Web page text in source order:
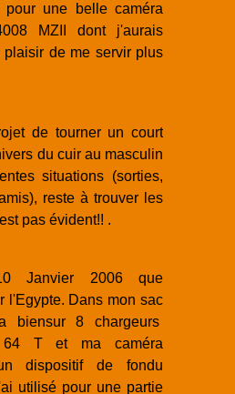
une belle caméra
MZII dont j'aurais
plaisir de me servir plus
de tourner un court
du cuir au masculin
situations (sorties,
reste à trouver les
pas évident!! .
Janvier 2006 que
l'Egypte. Dans mon sac
8 chargeurs
64 T et ma caméra
dispositif de fondu
utilisé pour une partie